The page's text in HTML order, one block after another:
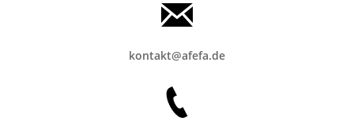
kontakt@afefa.de